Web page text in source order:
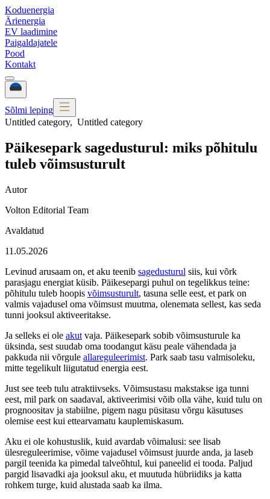
Koduenergia
Ärienergia
EV laadimine
Paigaldajatele
Pood
Kontakt
Sõlmi leping
Untitled category, Untitled category
Päikesepark sagedusturul: miks põhitulu
tuleb võimsusturult
Autor
Volton Editorial Team
Avaldatud
11.05.2026
Levinud arusaam on, et aku teenib sagedusturul siis, kui võrk
parasjagu energiat küsib. Päikesepargi puhul on tegelikkus teine:
põhitulu tuleb hoopis võimsusturult, tasuna selle eest, et park on
valmis vajadusel oma võimsust muutma, olenemata sellest, kas seda
tunni jooksul aktiveeritakse.
Ja selleks ei ole akut vaja. Päikesepark sobib võimsusturule ka
üksinda, sest suudab oma toodangut käsu peale vähendada ja
pakkuda nii võrgule allareguleerimist. Park saab tasu valmisoleku,
mitte tegelikult liigutatud energia eest.
Just see teeb tulu atraktiivseks. Võimsustasu makstakse iga tunni
eest, mil park on saadaval, aktiveerimisi võib olla vähe, kuid tulu on
prognoositav ja stabiilne, pigem nagu püsitasu võrgu käsutuses
olemise eest kui ettearvamatu kauplemiskasum.
Aku ei ole kohustuslik, kuid avardab võimalusi: see lisab
ülesreguleerimise, võime vajadusel võimsust juurde anda, ja laseb
pargil teenida ka pimedal talveõhtul, kui paneelid ei tooda. Paljud
pargid lisavadki aja jooksul aku, et muutuda hübriidiks ja katta
rohkem turge, kuid alustada saab ka ilma.